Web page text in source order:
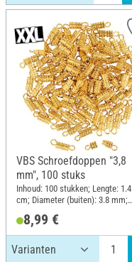
VBS Schroefdoppen "3,8
mm", 100 stuks
Inhoud: 100 stukken; Lengte: 1.4
cm; Diameter (buiten): 3.8 mm;
8,99 €